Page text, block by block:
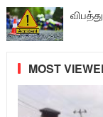
MOST